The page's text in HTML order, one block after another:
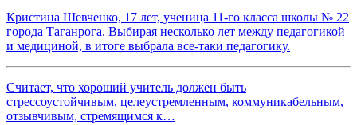
Кристина Шевченко, 17 лет, ученица 11-го класса школы № 22
города Таганрога. Выбирая несколько лет между педагогикой
и медициной, в итоге выбрала все-таки педагогику.
Считает, что хороший учитель должен быть
стрессоустойчивым, целеустремленным, коммуникабельным,
отзывчивым, стремящимся к…